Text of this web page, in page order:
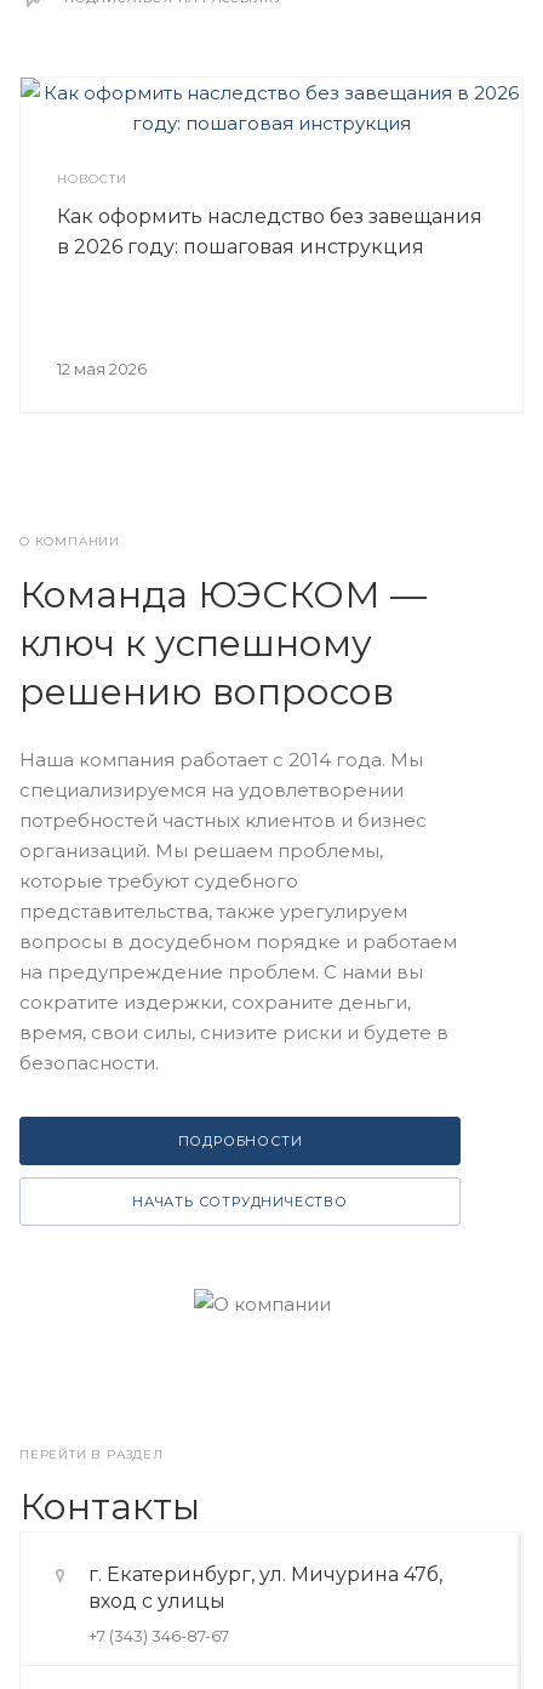
НОВОСТИ
Как оформить наследство без завещания
в 2026 году: пошаговая инструкция
12 мая 2026
О КОМПАНИИ
Команда ЮЭСКОМ —
ключ к успешному
решению вопросов
Наша компания работает с 2014 года. Мы
специализируемся на удовлетворении
потребностей частных клиентов и бизнес
организаций. Мы решаем проблемы,
которые требуют судебного
представительства, также урегулируем
вопросы в досудебном порядке и работаем
на предупреждение проблем. С нами вы
сократите издержки, сохраните деньги,
время, свои силы, снизите риски и будете в
безопасности.
ПОДРОБНОСТИ
НАЧАТЬ СОТРУДНИЧЕСТВО
ПЕРЕЙТИ В РАЗДЕЛ
Контакты
г. Екатеринбург, ул. Мичурина 47б,
вход с улицы
+7 (343) 346-87-67